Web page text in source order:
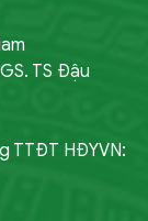
TS Đậu
TTĐT HĐYVN: